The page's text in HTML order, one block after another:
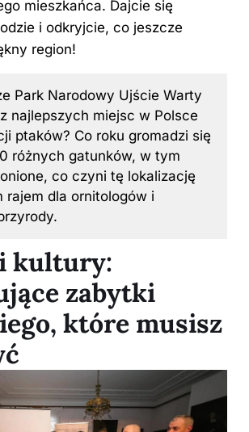
mieszkańca. Dajcie się
i odkryjcie, co jeszcze
region!
Park Narodowy Ujście Warty
najlepszych miejsc w Polsce
ptaków? Co roku gromadzi się
różnych gatunków, w tym
co czyni tę lokalizację
rajem dla ornitologów i
.
kultury:
zabytki
które musisz